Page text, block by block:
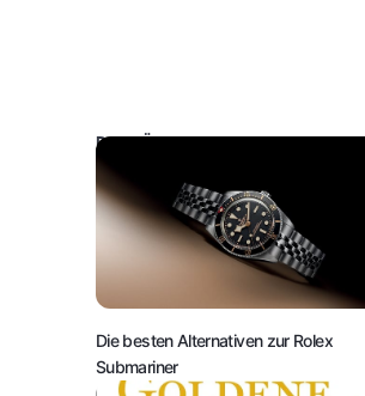
DAS KÖNNTE SIE AUCH
Die besten Alternativen zur Rolex
Submariner